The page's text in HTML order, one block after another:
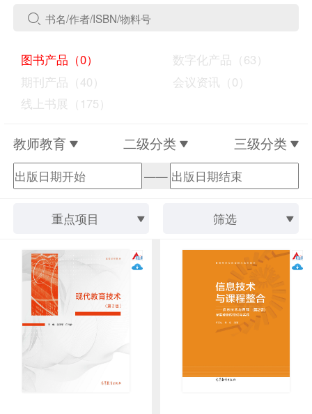
图书产品（0）
数字化产品（63）
期刊产品（40）
会议资讯（0）
线上书展（175）
教师教育 二级分类 三级分类
——
重点项目 筛选